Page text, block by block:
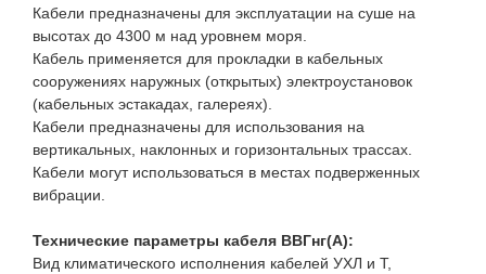
Кабели предназначены для эксплуатации на суше на
высотах до 4300 м над уровнем моря.
Кабель применяется для прокладки в кабельных
сооружениях наружных (открытых) электроустановок
(кабельных эстакадах, галереях).
Кабели предназначены для использования на
вертикальных, наклонных и горизонтальных трассах.
Кабели могут использоваться в местах подверженных
вибрации.
Технические параметры кабеля ВВГнг(A):
Вид климатического исполнения кабелей УХЛ и Т,